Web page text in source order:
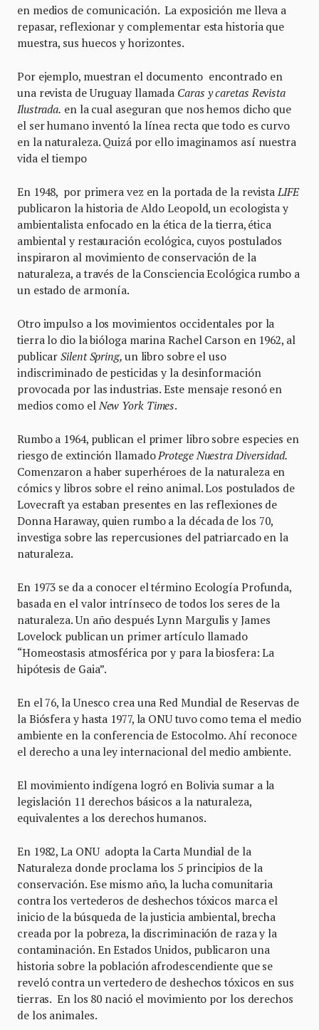
en medios de comunicación. La exposición me lleva a
repasar, reflexionar y complementar esta historia que
muestra, sus huecos y horizontes.
Por ejemplo, muestran el documento encontrado en
una revista de Uruguay llamada Caras y caretas Revista
Ilustrada. en la cual aseguran que nos hemos dicho que
el ser humano inventó la línea recta que todo es curvo
en la naturaleza. Quizá por ello imaginamos así nuestra
vida el tiempo
En 1948, por primera vez en la portada de la revistaLIFE
publicaron la historia de Aldo Leopold, un ecologista y
ambientalista enfocado en la ética de la tierra, ética
ambiental y restauración ecológica, cuyos postulados
inspiraron al movimiento de conservación de la
naturaleza, a través de la Consciencia Ecológica rumbo a
un estado de armonía.
Otro impulso a los movimientos occidentales por la
tierra lo dio la bióloga marina Rachel Carson en 1962, al
publicar Silent Spring, un libro sobre el uso
indiscriminado de pesticidas y la desinformación
provocada por las industrias. Este mensaje resonó en
medios como elNew York Times.
Rumbo a 1964, publican el primer libro sobre especies en
riesgo de extinción llamadoProtege Nuestra Diversidad.
Comenzaron a haber superhéroes de la naturaleza en
cómics y libros sobre el reino animal. Los postulados de
Lovecraft ya estaban presentes en las reflexiones de
Donna Haraway, quien rumbo a la década de los 70,
investiga sobre las repercusiones del patriarcado en la
naturaleza.
En 1973 se da a conocer el término Ecología Profunda,
basada en el valor intrínseco de todos los seres de la
naturaleza. Un año después Lynn Margulis y James
Lovelock publican un primer artículo llamado
“Homeostasis atmosférica por y para la biosfera: La
hipótesis de Gaia”.
En el 76, la Unesco crea una Red Mundial de Reservas de
la Biósfera y hasta 1977, la ONU tuvo como tema el medio
ambiente en la conferencia de Estocolmo. Ahí reconoce
el derecho a una ley internacional del medio ambiente.
El movimiento indígena logró en Bolivia sumar a la
legislación 11 derechos básicos a la naturaleza,
equivalentes a los derechos humanos.
En 1982, La ONU adopta la Carta Mundial de la
Naturaleza donde proclama los 5 principios de la
conservación. Ese mismo año, la lucha comunitaria
contra los vertederos de deshechos tóxicos marca el
inicio de la búsqueda de la justicia ambiental, brecha
creada por la pobreza, la discriminación de raza y la
contaminación. En Estados Unidos, publicaron una
historia sobre la población afrodescendiente que se
reveló contra un vertedero de deshechos tóxicos en sus
tierras. En los 80 nació el movimiento por los derechos
de los animales.